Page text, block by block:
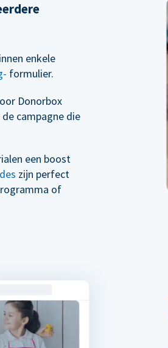
enkele
formulier.
Donorbox
campagne die
een boost
zijn perfect
of